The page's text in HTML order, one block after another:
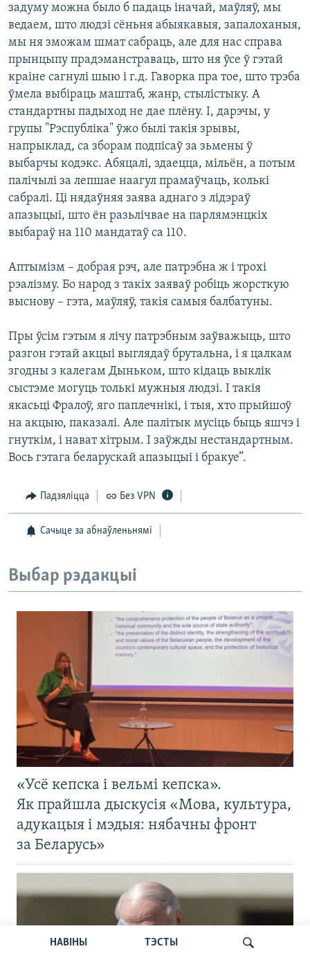
НАВІНЫ ТЭСТЫ
задуму можна было б падаць іначай, маўляў, мы
ведаем, што людзі сёньня абыякавыя, запалоханыя,
мы ня зможам шмат сабраць, але для нас справа
прынцыпу прадэманстраваць, што ня ўсе ў гэтай
краіне сагнулі шыю і г.д. Гаворка пра тое, што трэба
ўмела выбіраць маштаб, жанр, стылістыку. А
стандартны падыход не дае плёну. І, дарэчы, у
групы "Рэспубліка" ўжо былі такія зрывы,
напрыклад, са зборам подпісаў за зьмены ў
выбарчы кодэкс. Абяцалі, здаецца, мільён, а потым
палічылі за лепшае наагул прамаўчаць, колькі
сабралі. Ці нядаўняя заява аднаго з лідэраў
апазыцыі, што ён разьлічвае на парлямэнцкіх
выбараў на 110 мандатаў са 110.
Аптымізм – добрая рэч, але патрэбна ж і трохі
рэалізму. Бо народ з такіх заяваў робіць жорсткую
выснову – гэта, маўляў, такія самыя балбатуны.
Пры ўсім гэтым я лічу патрэбным заўважыць, што
разгон гэтай акцыі выглядаў брутальна, і я цалкам
згодны з калегам Дыньком, што кідаць выклік
сыстэме могуць толькі мужныя людзі. І такія
якасьці Фралоў, яго паплечнікі, і тыя, хто прыйшоў
на акцыю, паказалі. Але палітык мусіць быць яшчэ і
гнуткім, і нават хітрым. І заўжды нестандартным.
Вось гэтага беларускай апазыцыі і бракуе”.
Падзяліцца Без VPN
Сачыце за абнаўленьнямі
Выбар рэдакцыі
«Усё кепска і вельмі кепска».
Як прайшла дыскусія «Мова, культура,
адукацыя і мэдыя: нябачны фронт
за Беларусь»